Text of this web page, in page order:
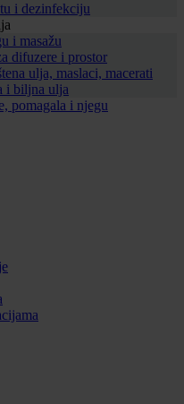
i dezinfekciju
i masažu
difuzere i prostor
ulja, maslaci, macerati
i biljna ulja
pomagala i njegu